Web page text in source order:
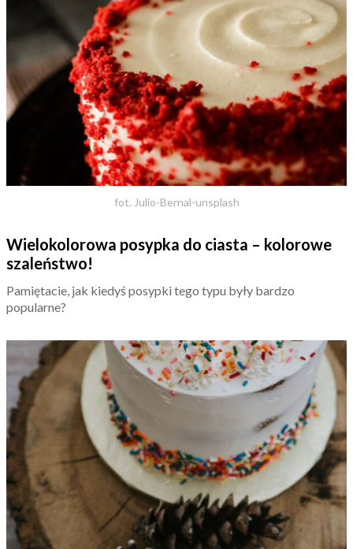
fot. Julio-Bernal-unsplash
Wielokolorowa posypka do ciasta – kolorowe
szaleństwo!
Pamiętacie, jak kiedyś posypki tego typu były bardzo
popularne?